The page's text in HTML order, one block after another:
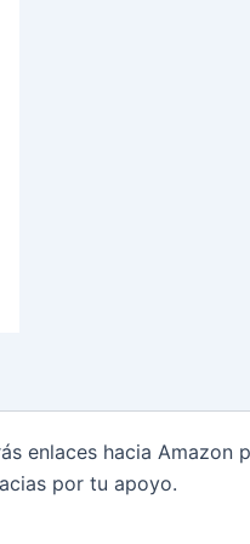
enlaces hacia Amazon
por tu apoyo.